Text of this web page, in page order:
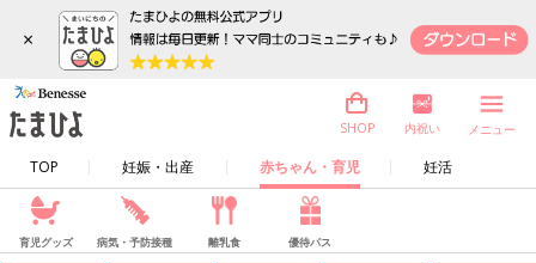
×
TOP 妊娠・出産 赤ちゃん・育児 妊活
SHOP 内祝い メニュー
育児グッズ 病気・予防接種 離乳食 優待パス